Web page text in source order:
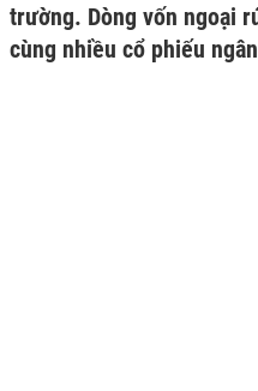
trường. Dòng vốn ngoại
cùng nhiều cổ phiếu